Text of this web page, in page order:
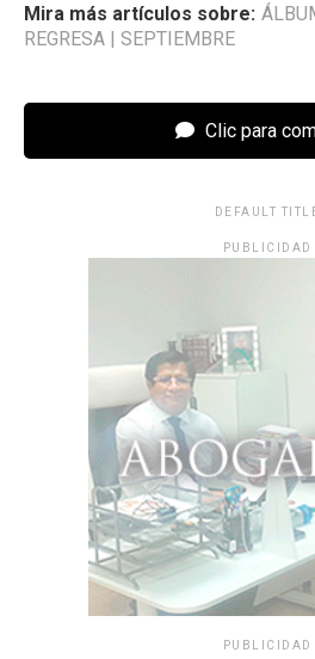
Mira más artículos sobre:
REGRESA
SEPTIEMBRE
Clic para
DEFAULT
PUBLICIDAD
PUBLICIDAD